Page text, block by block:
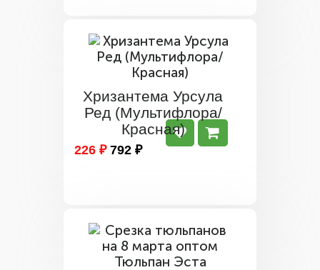
Хризантема Урсула
Ред (Мультифлора/
Красная)
226 ₽ 792 ₽